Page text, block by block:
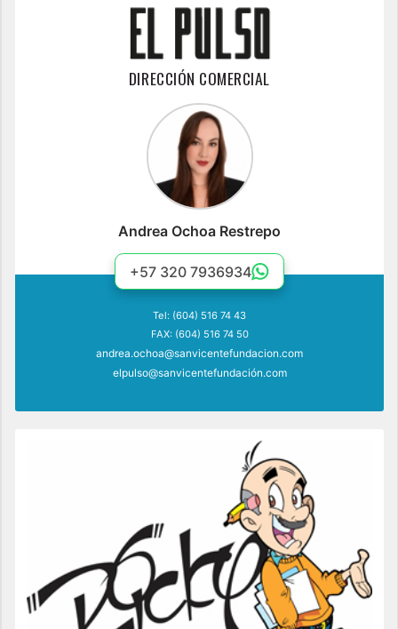
DIRECCIÓN COMERCIAL
Andrea Ochoa Restrepo
+57 320 7936934
Tel: (604) 516 74 43
FAX: (604) 516 74 50
andrea.ochoa@sanvicentefundacion.com
elpulso@sanvicentefundación.com